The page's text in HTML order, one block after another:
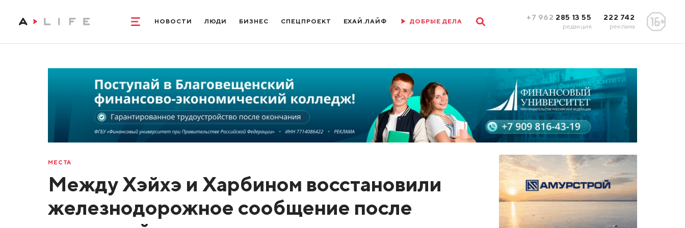
НОВОСТИ ЛЮДИ БИЗНЕС СПЕЦПРОЕКТ ЕХАЙ.ЛАЙФ ДОБРЫЕ ДЕЛА +7 962 285 13 55
редакция
222 742
реклама
МЕСТА
Между Хэйхэ и Харбином восстановили
железнодорожное сообщение после